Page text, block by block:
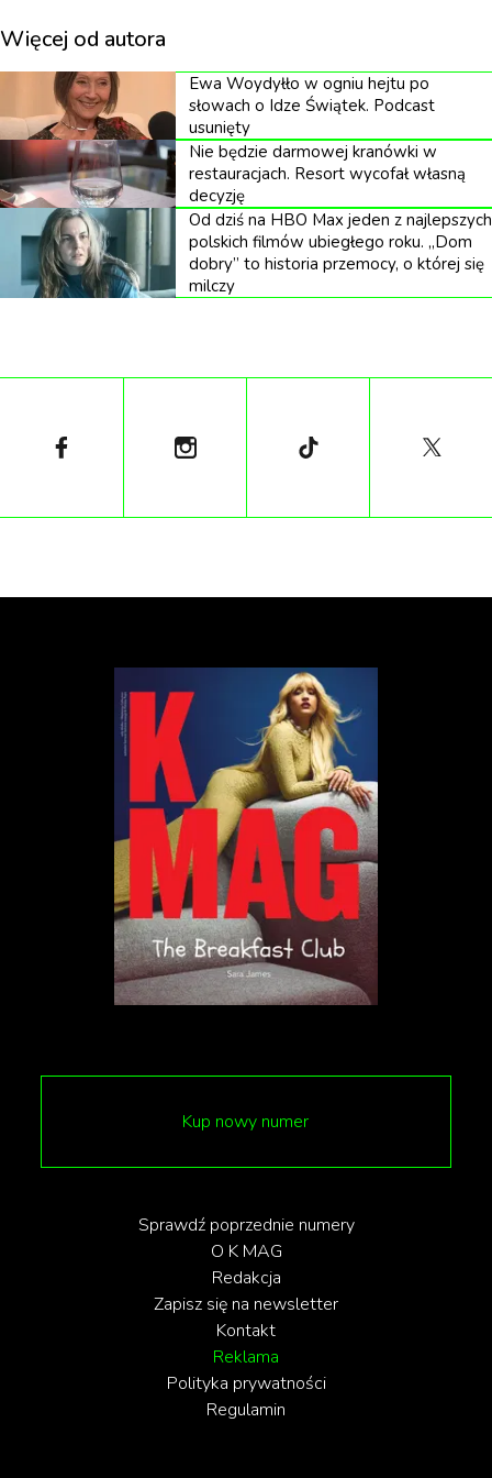
w wieku 25 lat na skutek przedawkowania
narkotyków.
Skok w czasie, który wszystko zmienia
Trzeci sezon przenosi akcję pięć lat w przyszłość.
Cassie i Nate są małżeństwem mieszkającym na
spłacając dług dealerce Laurie. Jules studiuje w
Hollywood. Do obsady dołączają między innymi
To nie jest tylko dramaturgiczny zabieg. To próba
produkcyjnej: aktorzy grający nastolatków mają już
dawno po trzydziestce. Jacob Elordi, który w
pierwszym sezonie wyglądał jak licealista, dziś
prezentuje się jak dojrzały mężczyzna. Alexa Demie
grająca Maddy w momencie startu serialu miała 27
lat, udając siedemnastolatkę. Dziś ma 33.
Jak potoczą się losy bohaterów i czy serial powtórzy
swój sukces? Dowiemy się już wiosną.
Więcej od autora
Ewa Woydyłło w ogniu hejtu po
słowach o Idze Świątek. Podcast
usunięty
Nie będzie darmowej kranówki w
restauracjach. Resort wycofał własną
decyzję
Od dziś na HBO Max jeden z najlepszych
polskich filmów ubiegłego roku. „Dom
dobry” to historia przemocy, o której się
milczy
Kup nowy numer
Sprawdź poprzednie numery
O K MAG
Redakcja
Zapisz się na newsletter
Kontakt
Reklama
Polityka prywatności
Regulamin